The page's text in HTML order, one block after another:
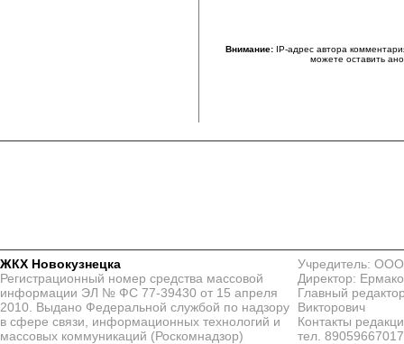
Внимание:IP-адрес автора
можете оставить
ЖКХ Новокузнецка
Регистрационный номер средства массовой
информации ЭЛ № ФС 77-39430 от 15 апреля
2010. Выдано Федеральной службой по надзору
в сфере связи, информационных технологий и
массовых коммуникаций (Роскомнадзор)
Учредитель:
Директор:
Главный
Викторович
Контакты
тел. 89059667017